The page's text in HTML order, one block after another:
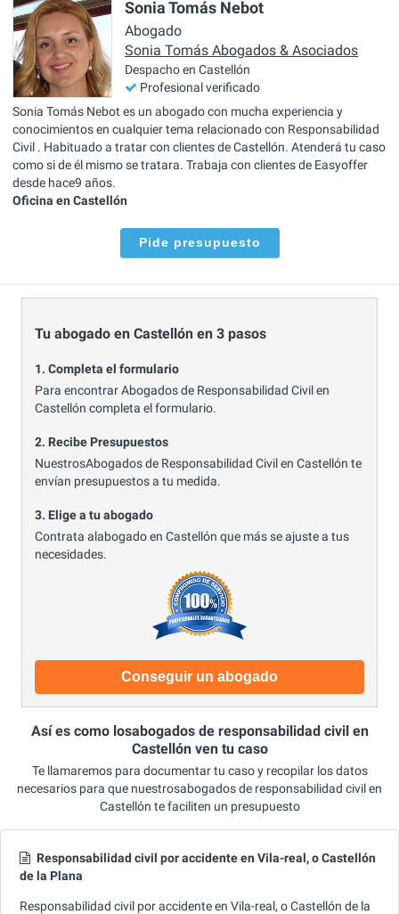
Sonia Tomás Nebot
Abogado
Sonia Tomás Abogados & Asociados
Despacho en Castellón
Profesional verificado
Sonia Tomás Nebot es un abogado con mucha experiencia y
conocimientos en cualquier tema relacionado con Responsabilidad
Civil . Habituado a tratar con clientes de Castellón. Atenderá tu caso
como si de él mismo se tratara. Trabaja con clientes de Easyoffer
desde hace9 años.
Oficina en Castellón
Pide presupuesto
Tu abogado en Castellón en 3 pasos
1. Completa el formulario
Para encontrar Abogados de Responsabilidad Civil en
Castellón completa el formulario.
2. Recibe Presupuestos
NuestrosAbogados de Responsabilidad Civil en Castellón te
envían presupuestos a tu medida.
3. Elige a tu abogado
Contrata alabogado en Castellón que más se ajuste a tus
necesidades.
Conseguir un abogado
Así es como losabogados de responsabilidad civil en
Castellón ven tu caso
Te llamaremos para documentar tu caso y recopilar los datos
necesarios para que nuestrosabogados de responsabilidad civil en
Castellón te faciliten un presupuesto
Responsabilidad civil por accidente en Vila-real, o Castellón
de la Plana
Responsabilidad civil por accidente en Vila-real, o Castellón de la